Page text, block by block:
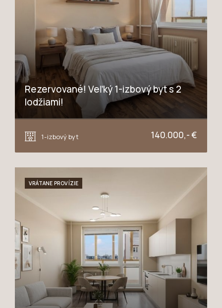
Rezervované! Veľký 1-izbový byt s 2
lodžiami!
1-izbový byt
140.000,- €
VRÁTANE PROVÍZIE